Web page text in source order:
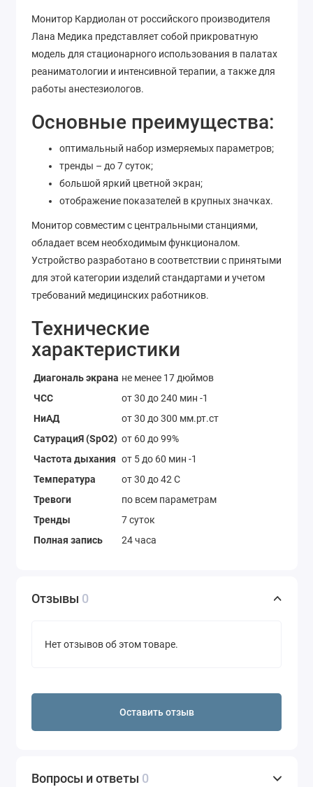
Монитор Кардиолан от российского производителя
Лана Медика представляет собой прикроватную
модель для стационарного использования в палатах
реаниматологии и интенсивной терапии, а также для
работы анестезиологов.
Основные преимущества:
оптимальный набор измеряемых параметров;
тренды – до 7 суток;
большой яркий цветной экран;
отображение показателей в крупных значках.
Монитор совместим с центральными станциями,
обладает всем необходимым функционалом.
Устройство разработано в соответствии с принятыми
для этой категории изделий стандартами и учетом
требований медицинских работников.
Технические
характеристики
Диагональ экрана не менее 17 дюймов
ЧСС
от 30 до 240 мин -1
НиАД
от 30 до 300 мм.рт.ст
СатурациЯ (SpO2) от 60 до 99%
Частота дыхания от 5 до 60 мин -1
Температура
от 30 до 42 C
Тревоги
по всем параметрам
Тренды
7 суток
Полная запись
24 часа
Отзывы 0
Нет отзывов об этом товаре.
Оставить отзыв
Вопросы и ответы 0